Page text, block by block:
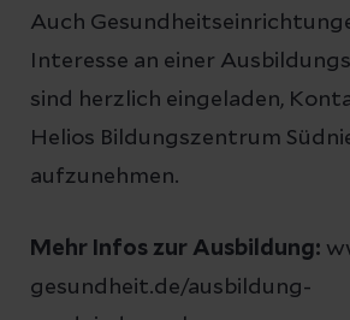
Auch
Interesse an einer
sind herzlich eingeladen,
Helios Bildungszentrum
aufzunehmen.
Mehr Infos zur Ausbildung:
gesundheit.de/ausbildung-